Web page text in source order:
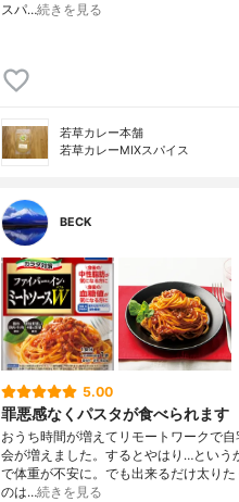
スパ…続きを見る
若草カレー本舗
若草カレーMIXスパイス
BECK
5.00
罪悪感なくパスタが食べられます
おうち時間が増えてリモートワークで
会が増えました。するとやはり…という
で体重が不安に。でも出来るだけ太りた
のは…続きを見る